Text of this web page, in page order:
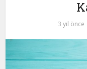
3 yıl önce